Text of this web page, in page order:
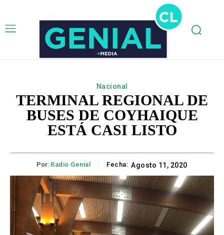
Nacional
TERMINAL REGIONAL DE
BUSES DE COYHAIQUE
ESTÁ CASI LISTO
Por: Radio Genial Fecha: Agosto 11, 2020